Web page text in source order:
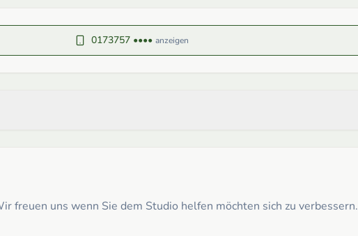
0173757 •••• anzeigen
freuen uns wenn Sie dem Studio helfen möchten sich zu